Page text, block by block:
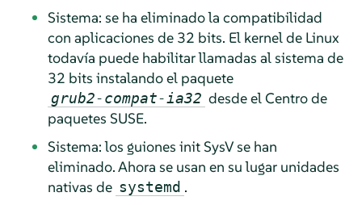
Sistema: se ha eliminado la compatibilidad
con aplicaciones de 32 bits. El kernel de Linux
todavía puede habilitar llamadas al sistema de
32 bits instalando el paquete
grub2-compat-ia32 desde el Centro de
paquetes SUSE.
Sistema: los guiones init SysV se han
eliminado. Ahora se usan en su lugar unidades
nativas de systemd .